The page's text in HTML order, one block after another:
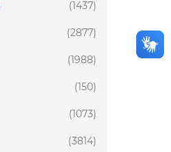
(1437)
(2877)
(1988)
(150)
(1073)
(3814)